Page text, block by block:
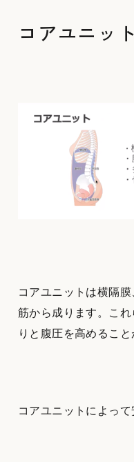
コアユニッ
コアユニットは横隔
筋から成ります。こ
りと腹圧を高めること
コアユニットによっ